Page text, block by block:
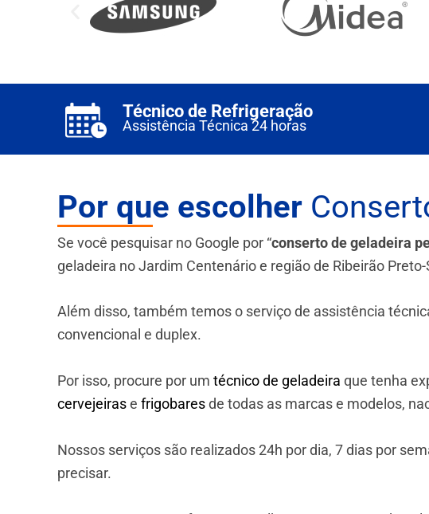
Técnico de Refrigeração
Assistência Técnica 24 horas
Por que escolher
Se você pesquisar no Google por “conserto de geladeira
geladeira no Jardim Centenário e região de Ribeirão Preto-
Além disso, também temos o serviço de assistência
convencional e duplex.
Por isso, procure por um técnico de geladeira que tenha
cervejeirase frigobaresde todas as marcas e modelos,
Nossos serviços são realizados 24h por dia, 7 dias por
precisar.